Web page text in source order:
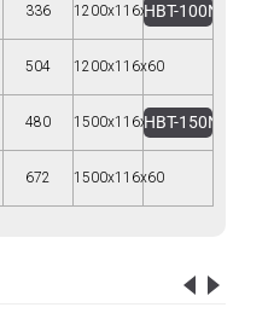
336 1200x116x60HBT-100N--4H
504 1200x116x60
480 1500x116x60HBT-150N--4H
672 1500x116x60